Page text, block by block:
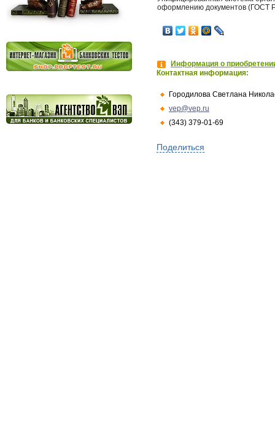
оформлению документов (ГОСТ
Информация о
Контактная информация:
Городилова Светлана
vep@vep.ru
(343) 379-01-69
Поделиться